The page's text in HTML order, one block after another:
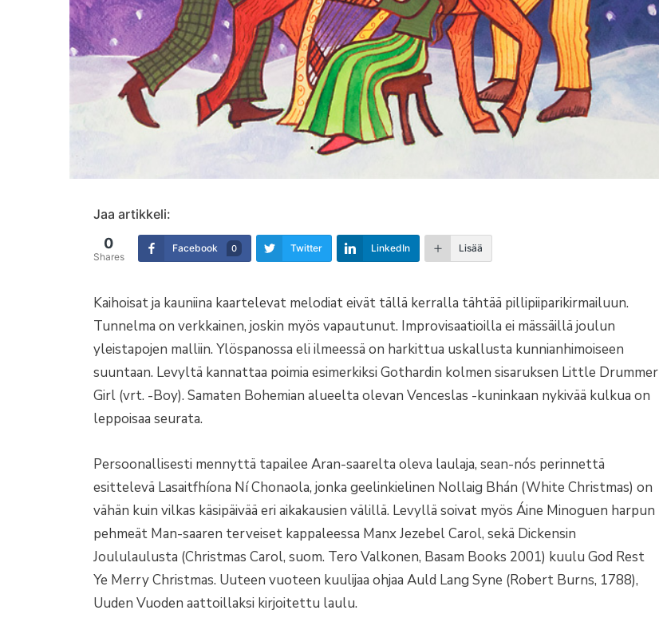
Jaa artikkeli:
0
Shares
Facebook 0 Twitter LinkedIn Lisää
Kaihoisat ja kauniina kaartelevat melodiat eivät tällä kerralla tähtää pillipiiparikirmailuun.
Tunnelma on verkkainen, joskin myös vapautunut. Improvisaatioilla ei mässäillä joulun
yleistapojen malliin. Ylöspanossa eli ilmeessä on harkittua uskallusta kunnianhimoiseen
suuntaan. Levyltä kannattaa poimia esimerkiksi Gothardin kolmen sisaruksen Little Drummer
Girl (vrt. -Boy). Samaten Bohemian alueelta olevan Venceslas -kuninkaan nykivää kulkua on
leppoisaa seurata.
Persoonallisesti mennyttä tapailee Aran-saarelta oleva laulaja, sean-nós perinnettä
esittelevä Lasaitfhíona Ní Chonaola, jonka geelinkielinen Nollaig Bhán (White Christmas) on
vähän kuin vilkas käsipäivää eri aikakausien välillä. Levyllä soivat myös Áine Minoguen harpun
pehmeät Man-saaren terveiset kappaleessa Manx Jezebel Carol, sekä Dickensin
Joululaulusta (Christmas Carol, suom. Tero Valkonen, Basam Books 2001) kuulu God Rest
Ye Merry Christmas. Uuteen vuoteen kuulijaa ohjaa Auld Lang Syne (Robert Burns, 1788),
Uuden Vuoden aattoillaksi kirjoitettu laulu.